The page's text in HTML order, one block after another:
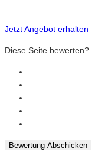
Jetzt Angebot erhalten
Diese Seite bewerten?
Bewertung Abschicken